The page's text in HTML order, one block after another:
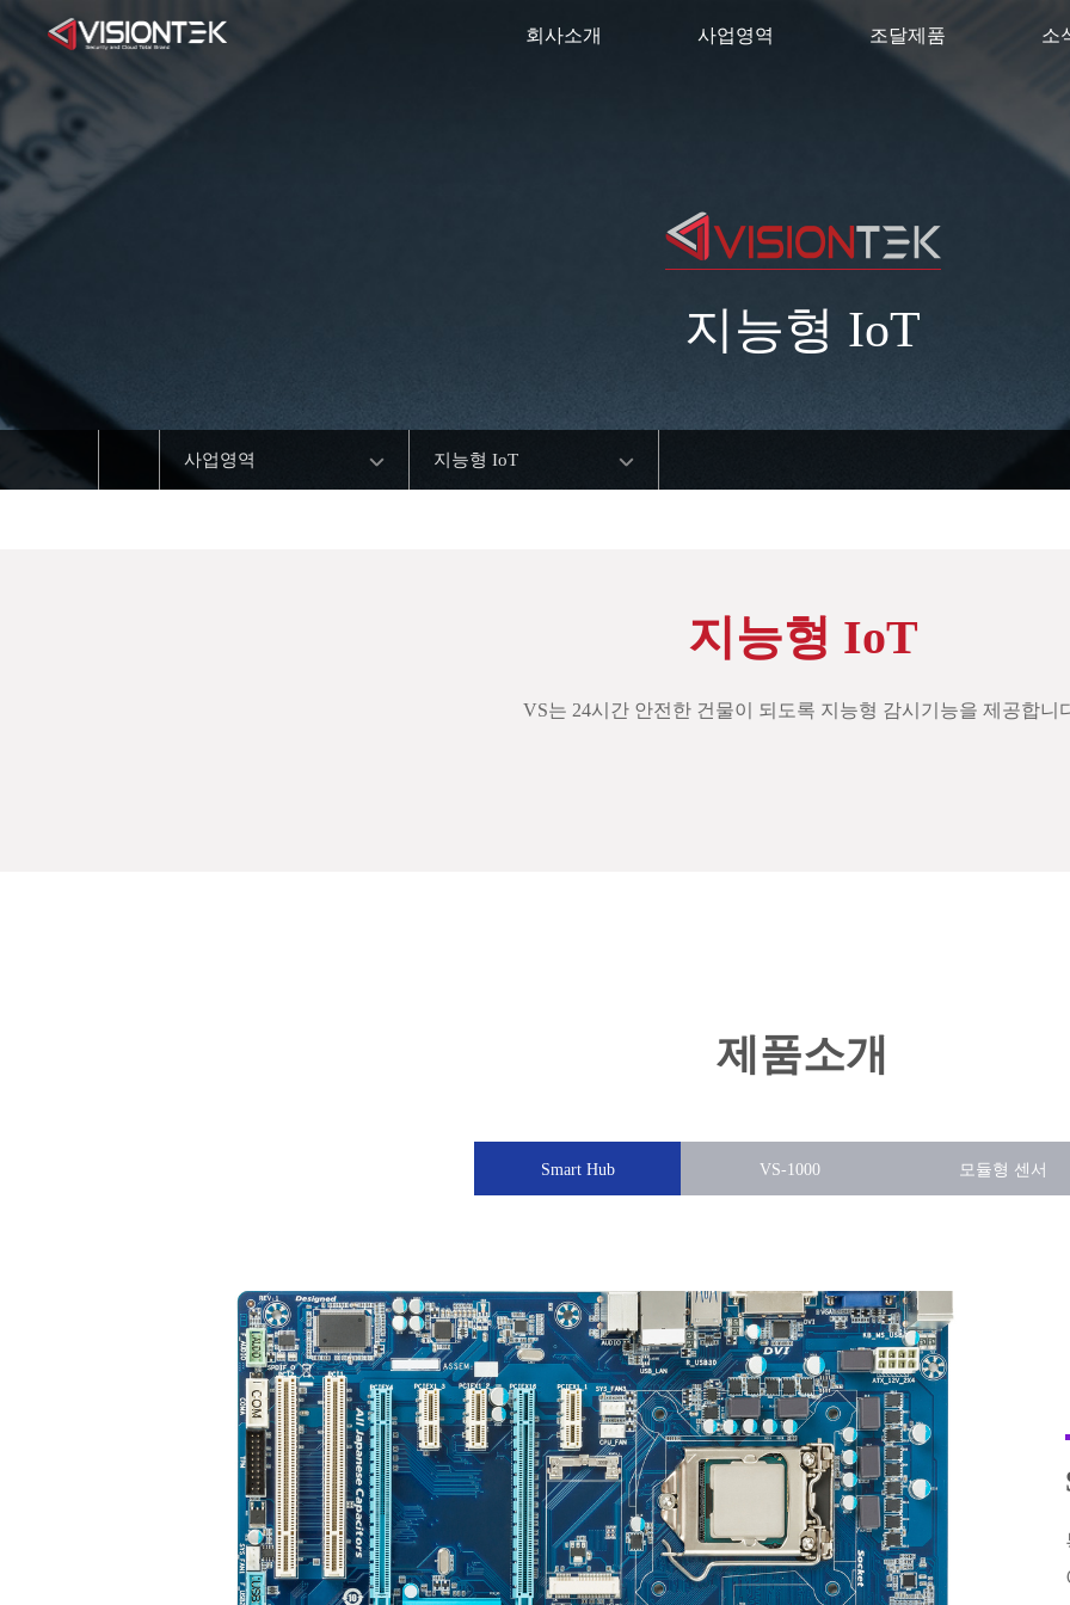
회사소개 사업영역 조달제품 소
지능형 IoT
사업영역 지능형 IoT
지능형 IoT
VS는 24시간 안전한 건물이 되도록 지능형 감시기능을 제공합니
제품소개
Smart Hub VS-1000 모듈형 센서